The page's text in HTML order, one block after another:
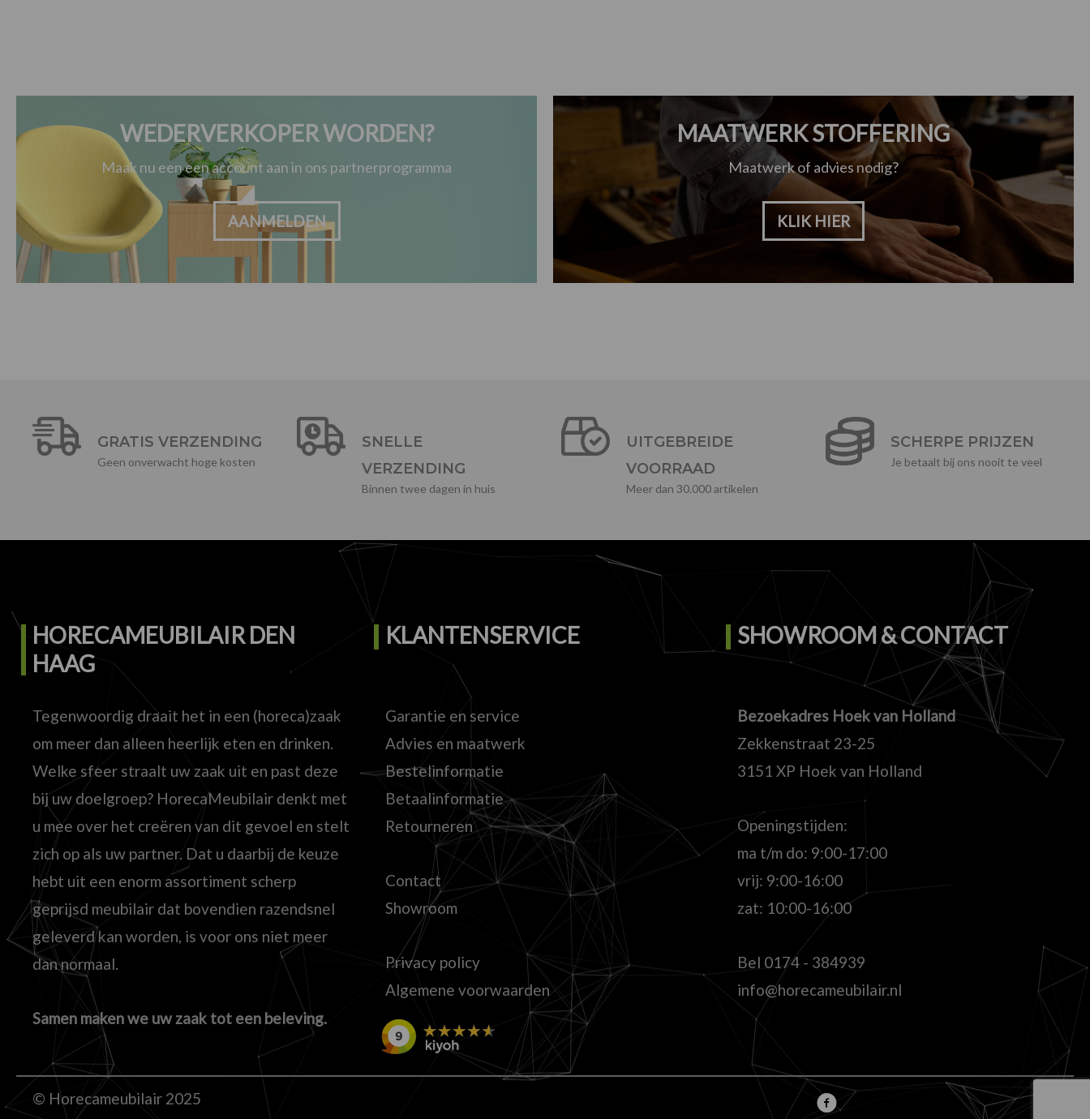
WEDERVERKOPER WORDEN?
Maak nu een een account aan in ons partnerprogramma
AANMELDEN
MAATWERK STOFFERING
Maatwerk of advies nodig?
KLIK HIER
GRATIS VERZENDING
Geen onverwacht hoge kosten
SNELLE
VERZENDING
Binnen twee dagen in huis
UITGEBREIDE
VOORRAAD
Meer dan 30.000 artikelen
SCHERPE PRIJZEN
Je betaalt bij ons nooit te veel
HORECAMEUBILAIR DEN
HAAG
Tegenwoordig draait het in een (horeca)zaak
om meer dan alleen heerlijk eten en drinken.
Welke sfeer straalt uw zaak uit en past deze
bij uw doelgroep? HorecaMeubilair denkt met
u mee over het creëren van dit gevoel en stelt
zich op als uw partner. Dat u daarbij de keuze
hebt uit een enorm assortiment scherp
geprijsd meubilair dat bovendien razendsnel
geleverd kan worden, is voor ons niet meer
dan normaal.
Samen maken we uw zaak tot een beleving.
KLANTENSERVICE
Garantie en service
Advies en maatwerk
Bestelinformatie
Betaalinformatie
Retourneren
Contact
Showroom
Privacy policy
Algemene voorwaarden
SHOWROOM & CONTACT
Bezoekadres Hoek van Holland
Zekkenstraat 23-25
3151 XP Hoek van Holland
Openingstijden:
ma t/m do: 9:00-17:00
vrij: 9:00-16:00
zat: 10:00-16:00
Bel 0174 - 384939
info@horecameubilair.nl
© Horecameubilair 2025